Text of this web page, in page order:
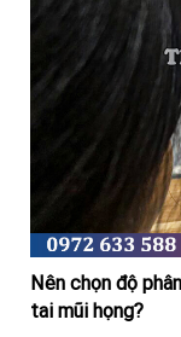
Nên chọn độ
tai mũi họng?